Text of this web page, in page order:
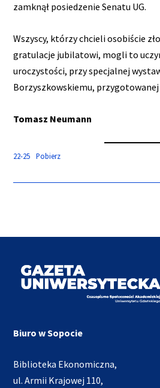
zamknął posiedzenie Senatu UG.
Wszyscy, którzy chcieli osobiście
gratulacje jubilatowi, mogli to
uroczystości, przy specjalnej
Borzyszkowskiemu,
Tomasz Neumann
22-25 Pobierz
Biuro w Sopocie
Biblioteka Ekonomiczna,
ul. Armii Krajowej 110,